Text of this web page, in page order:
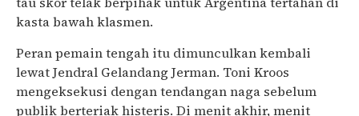
kasta bawah klasmen.
Peran pemain tengah itu dimunculkan kembali
lewat Jendral Gelandang Jerman. Toni Kroos
mengeksekusi dengan tendangan naga sebelum
publik berteriak histeris. Di menit akhir, menit